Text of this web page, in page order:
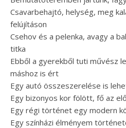
Csavarbehajtó, helység, meg
felújításon
Csehov és a pelenka, avagy a
titka
Ebből a gyerekből tuti művész
máshoz is ért
Egy autó összeszerelése is
Egy bizonyos kor fölött, fő az
Egy régi történet egy modern
Egy színházi élményem